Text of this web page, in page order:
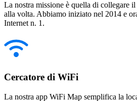
La nostra missione è quella di collegare
alla volta. Abbiamo iniziato nel 2014 e
Internet n. 1.
Cercatore di WiFi
La nostra app WiFi Map semplifica la